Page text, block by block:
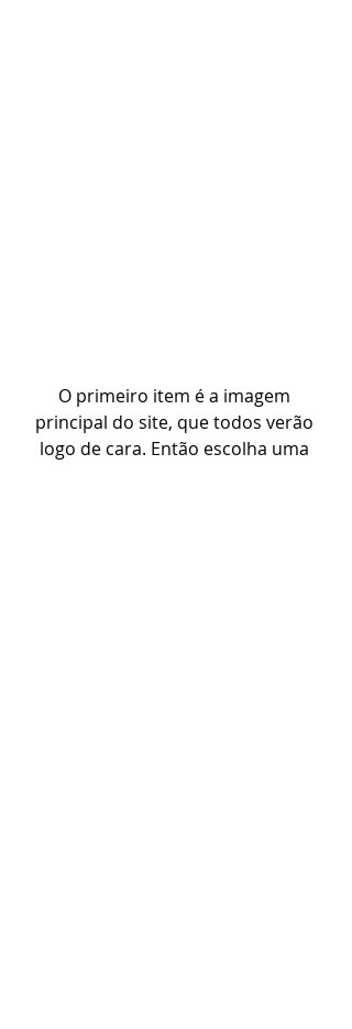
O primeiro item é a imagem
principal do site, que todos verão
logo de cara. Então escolha uma